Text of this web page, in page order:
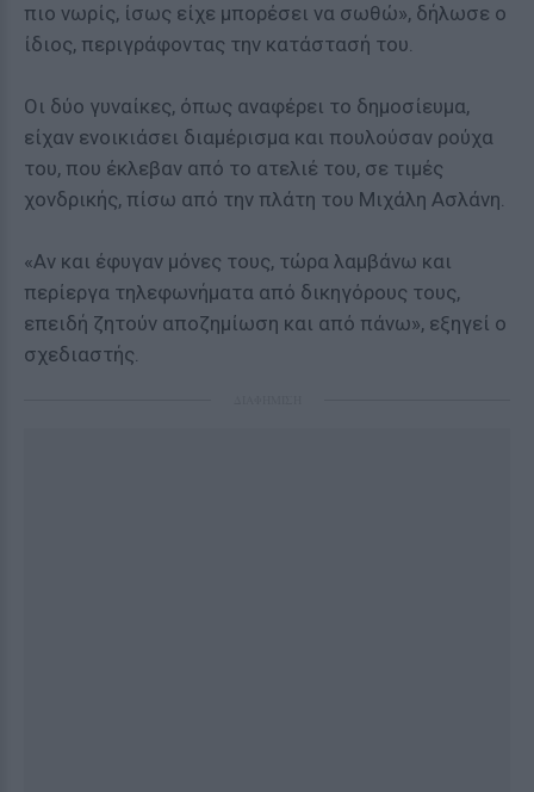
πιο νωρίς, ίσως είχε μπορέσει να σωθώ», δήλωσε ο
ίδιος, περιγράφοντας την κατάστασή του.
Οι δύο γυναίκες, όπως αναφέρει το δημοσίευμα,
είχαν ενοικιάσει διαμέρισμα και πουλούσαν ρούχα
του, που έκλεβαν από το ατελιέ του, σε τιμές
χονδρικής, πίσω από την πλάτη του Μιχάλη Ασλάνη.
«Αν και έφυγαν μόνες τους, τώρα λαμβάνω και
περίεργα τηλεφωνήματα από δικηγόρους τους,
επειδή ζητούν αποζημίωση και από πάνω», εξηγεί ο
σχεδιαστής.